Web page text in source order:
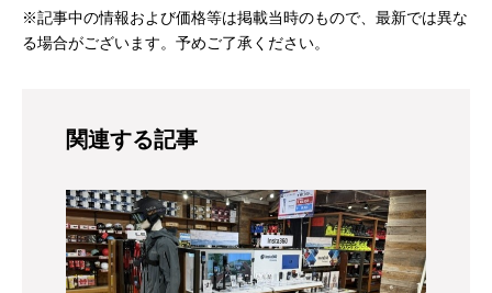
※記事中の情報および価格等は掲載当時のもので、最新では異な
る場合がございます。予めご了承ください。
関連する記事